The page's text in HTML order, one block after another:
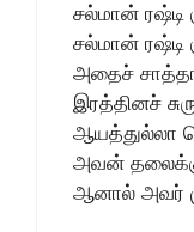
சல்மான் ரஷ்டி
சல்மான் ரஷ்டி
அதைச்
இரத்தினச்
ஆயத்துல்லா
அவன்
ஆனால் அவர்